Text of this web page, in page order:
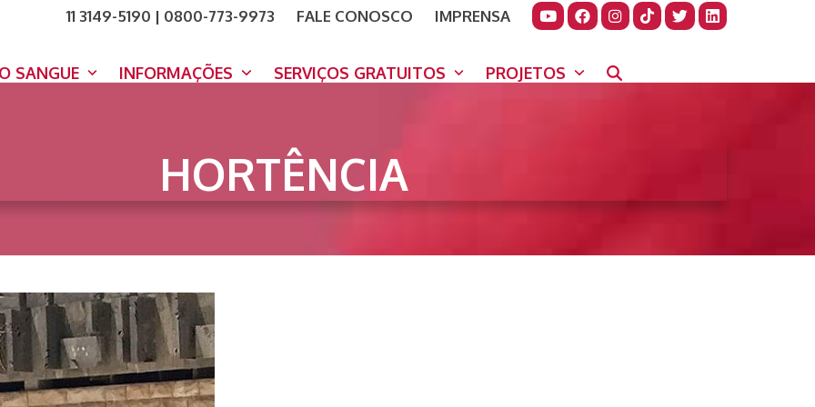
11 3149-5190 | 0800-773-9973 FALE CONOSCO
IMPRENSA
SANGUE INFORMAÇÕES SERVIÇOS GRATUITOS PROJETOS
HORTÊNCIA